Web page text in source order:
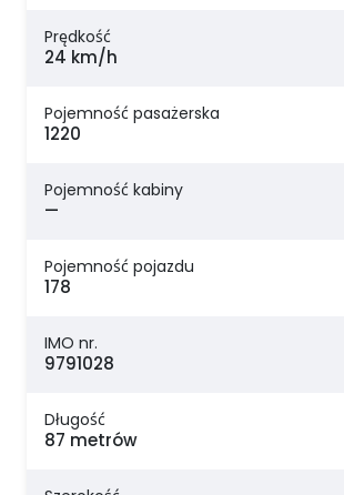
Prędkość
24 km/h
Pojemność pasażerska
1220
Pojemność kabiny
—
Pojemność pojazdu
178
IMO nr.
9791028
Długość
87 metrów